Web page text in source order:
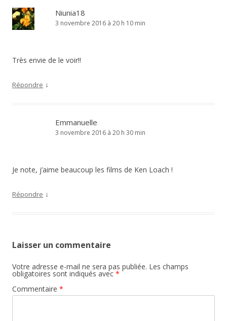
Niunia18
3 novembre 2016 à 20 h 10 min
Très envie de le voir!!
Répondre ↓
Emmanuelle
3 novembre 2016 à 20 h 30 min
Je note, j’aime beaucoup les films de Ken Loach !
Répondre ↓
Laisser un commentaire
Votre adresse e-mail ne sera pas publiée. Les champs
obligatoires sont indiqués avec *
Commentaire *